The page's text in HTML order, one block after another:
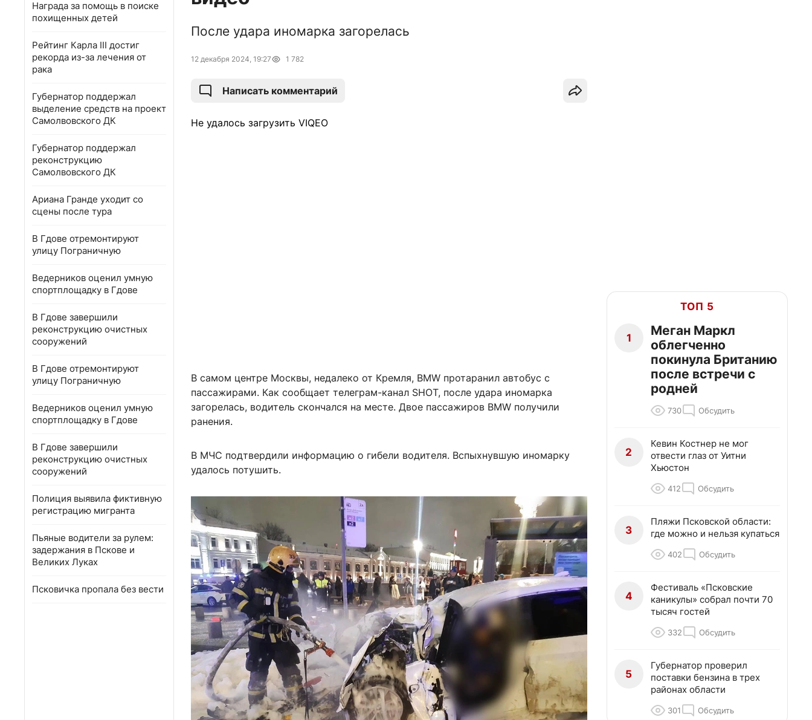
Награда за помощь в поиске
похищенных детей
Рейтинг Карла III достиг
рекорда из-за лечения от
рака
Губернатор поддержал
выделение средств на проект
Самолвовского ДК
Губернатор поддержал
реконструкцию
Самолвовского ДК
Ариана Гранде уходит со
сцены после тура
В Гдове отремонтируют
улицу Пограничную
Ведерников оценил умную
спортплощадку в Гдове
В Гдове завершили
реконструкцию очистных
сооружений
В Гдове отремонтируют
улицу Пограничную
Ведерников оценил умную
спортплощадку в Гдове
В Гдове завершили
реконструкцию очистных
сооружений
Полиция выявила фиктивную
регистрацию мигранта
Пьяные водители за рулем:
задержания в Пскове и
Великих Луках
Псковичка пропала без вести
После удара иномарка загорелась
12 декабря 2024, 19:27 1 782
Написать комментарий
Не удалось загрузить VIQEO
В самом центре Москвы, недалеко от Кремля, BMW протаранил автобус с
пассажирами. Как сообщает телеграм-канал SHOT, после удара иномарка
загорелась, водитель скончался на месте. Двое пассажиров BMW получили
ранения.
В МЧС подтвердили информацию о гибели водителя. Вспыхнувшую иномарку
удалось потушить.
ТОП 5
1
Меган Маркл
облегченно
покинула Британию
после встречи с
родней
730 Обсудить
2
Кевин Костнер не мог
отвести глаз от Уитни
Хьюстон
412 Обсудить
3
Пляжи Псковской области:
где можно и нельзя купаться
402 Обсудить
4
Фестиваль «Псковские
каникулы» собрал почти 70
тысяч гостей
332 Обсудить
5
Губернатор проверил
поставки бензина в трех
районах области
301 Обсудить